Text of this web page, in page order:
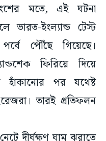
মতে, এই ঘটনা
ভারত-ইংল্যান্ড টেস্ট
পৌঁছে গিয়েছে।
ফিরিয়ে দিয়ে
পর যথেষ্ট
তারই প্রতিফলন